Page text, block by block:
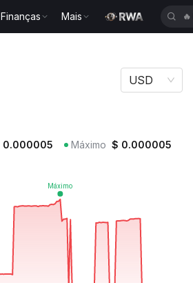
Finanças Mais 🔥
USD
0.000005 Máximo $ 0.000005